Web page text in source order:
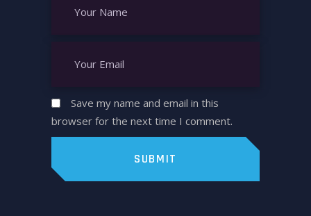
Save my name and email in this
browser for the next time I comment.
SUBMIT